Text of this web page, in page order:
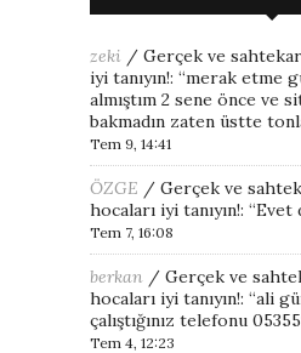
zeki / Gerçek ve
iyi tanıyın!: “merak etme
almıştım 2 sene önce ve
bakmadın zaten üstte
Tem 9, 14:41
ÖZGE / Gerçek ve
hocaları iyi tanıyın!: “Evet
Tem 7, 16:08
berkan / Gerçek ve
hocaları iyi tanıyın!: “ali
çalıştığınız telefonu
Tem 4, 12:23